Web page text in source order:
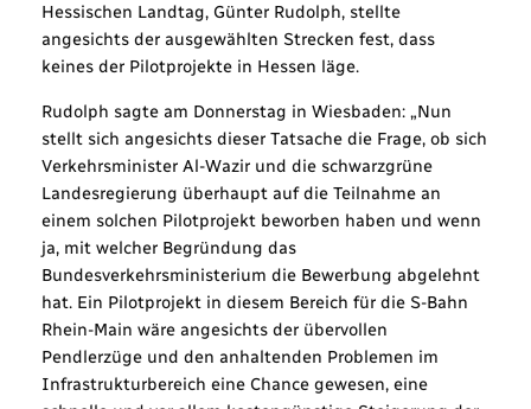
Hessischen Landtag, Günter Rudolph, stellte
angesichts der ausgewählten Strecken fest, dass
keines der Pilotprojekte in Hessen läge.
Rudolph sagte am Donnerstag in Wiesbaden: „Nun
stellt sich angesichts dieser Tatsache die Frage, ob sich
Verkehrsminister Al-Wazir und die schwarzgrüne
Landesregierung überhaupt auf die Teilnahme an
einem solchen Pilotprojekt beworben haben und wenn
ja, mit welcher Begründung das
Bundesverkehrsministerium die Bewerbung abgelehnt
hat. Ein Pilotprojekt in diesem Bereich für die S-Bahn
Rhein-Main wäre angesichts der übervollen
Pendlerzüge und den anhaltenden Problemen im
Infrastrukturbereich eine Chance gewesen, eine